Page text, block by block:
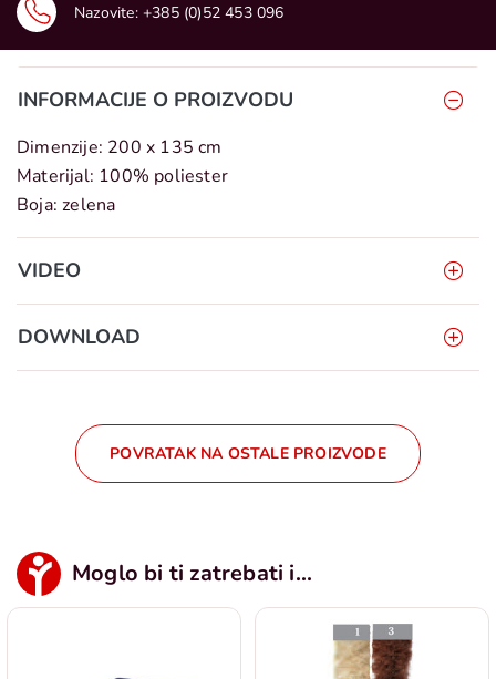
Nazovite: +385 (0)52 453 096
INFORMACIJE O PROIZVODU
Dimenzije: 200 x 135 cm
Materijal: 100% poliester
Boja: zelena
VIDEO
DOWNLOAD
POVRATAK NA OSTALE PROIZVODE
Moglo bi ti zatrebati i...